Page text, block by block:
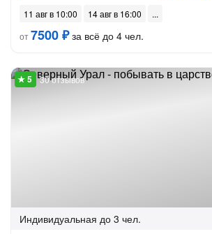
11 авг в 10:00
14 авг в 16:00
от7500 ₽за всё до 4 чел.
30 отзывов
Индивидуальная до 3 чел.